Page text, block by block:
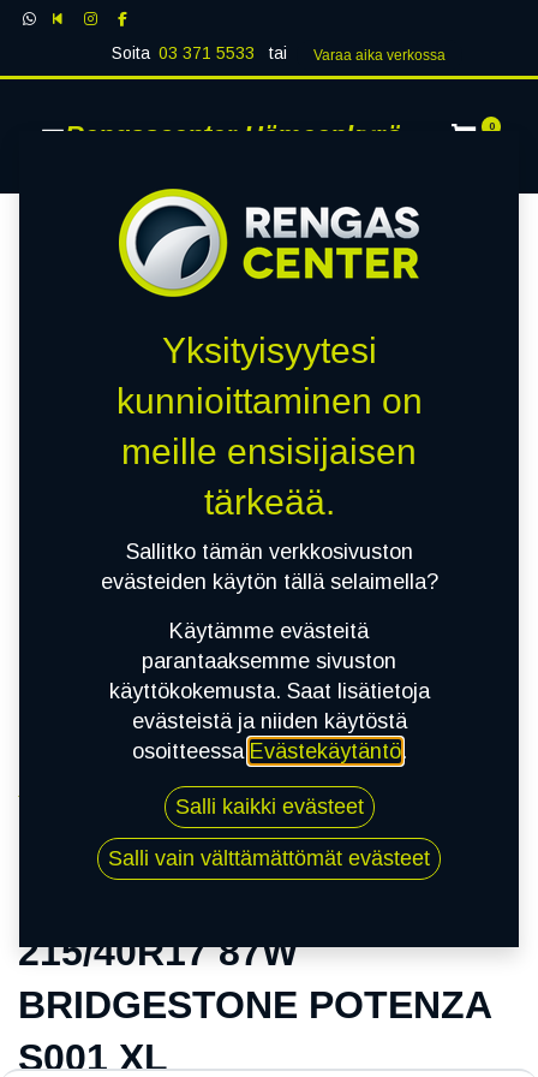
Soita 03 371 5533 tai Varaa aika verk​​​​ossa
Rengascenter Hämeenkyrö 0
215/40R17 87W BRIDGESTONE POTENZA
S001 XL
215/40R17 87W
BRIDGESTONE POTENZA
S001 XL
Yksityisyytesi
kunnioittaminen on
meille ensisijaisen
tärkeää.
Sallitko tämän verkkosivuston
evästeiden käytön tällä selaimella?
Käytämme evästeitä
parantaaksemme sivuston
käyttökokemusta. Saat lisätietoja
evästeistä ja niiden käytöstä
osoitteessa Evästekäytäntö.
Salli kaikki evästeet
Salli vain välttämättömät evästeet